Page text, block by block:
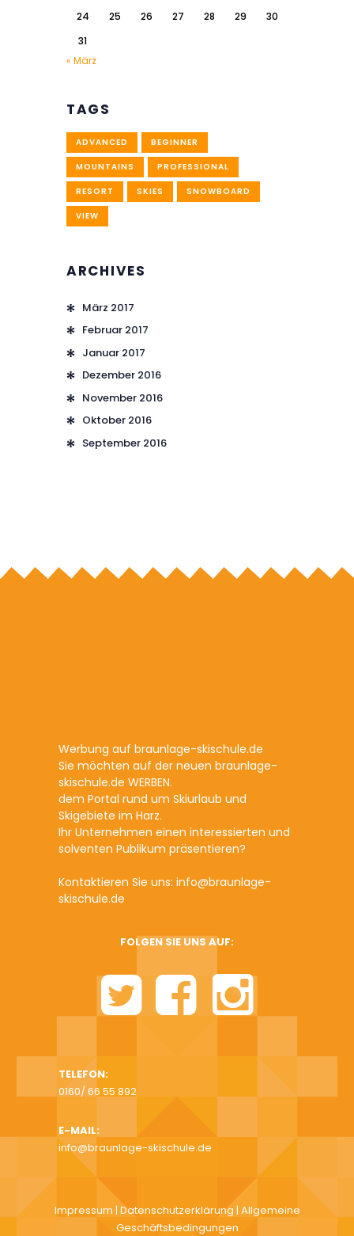
24
25 26 27 28 29
30
31
« März
TAGS
ADVANCED BEGINNER
MOUNTAINS PROFESSIONAL
RESORT SKIES SNOWBOARD
VIEW
ARCHIVES
März 2017
Februar 2017
Januar 2017
Dezember 2016
November 2016
Oktober 2016
September 2016
Werbung auf braunlage-skischule.de
Sie möchten auf der neuen braunlage-
skischule.de WERBEN.
dem Portal rund um Skiurlaub und
Skigebiete im Harz.
Ihr Unternehmen einen interessierten und
solventen Publikum präsentieren?
Kontaktieren Sie uns: info@braunlage-
skischule.de
FOLGEN SIE UNS AUF:
TELEFON:
0160/ 66 55 892
E-MAIL:
info@braunlage-skischule.de
Impressum | Datenschutzerklärung | Allgemeine
Geschäftsbedingungen